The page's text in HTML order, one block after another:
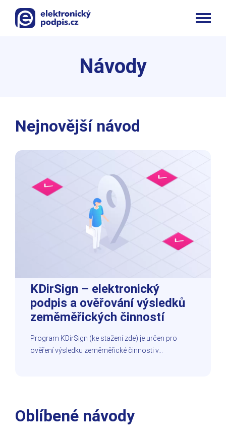
Návody
Nejnovější návod
KDirSign – elektronický
podpis a ověřování výsledků
zeměměřických činností
Program KDirSign (ke stažení zde) je určen pro
ověření výsledku zeměměřické činnosti v…
Oblíbené návody